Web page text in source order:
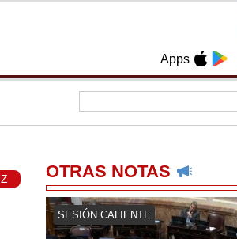
Apps
OTRAS NOTAS
SESIÓN CALIENTE